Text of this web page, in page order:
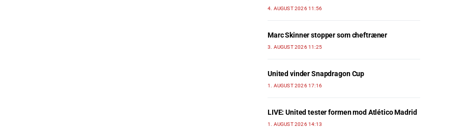
4. AUGUST 2026 11:56
Marc Skinner stopper som cheftræner
3. AUGUST 2026 11:25
United vinder Snapdragon Cup
1. AUGUST 2026 17:16
LIVE: United tester formen mod Atlético Madrid
1. AUGUST 2026 14:13